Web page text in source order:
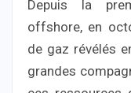
Depuis la
offshore, en
de gaz révélés
grandes